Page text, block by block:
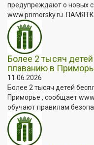
предупреждают о новых
www.primorsky.ru.
Более 2 тысяч
плаванию в
11.06.2026
Более 2 тысяч детей
Приморье , сообщает
обучают правилам